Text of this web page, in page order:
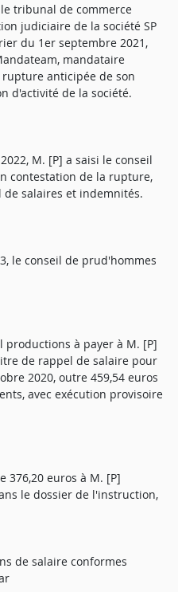
tribunal de commerce
judiciaire de la société SP
du 1er septembre 2021,
mandataire
anticipée de son
d'activité de la société.
M. [P] a saisi le conseil
contestation de la rupture,
salaires et indemnités.
le conseil de prud'hommes
productions à payer à M. [P]
de rappel de salaire pour
2020, outre 459,54 euros
avec exécution provisoire
376,20 euros à M. [P]
le dossier de l'instruction,
de salaire conformes